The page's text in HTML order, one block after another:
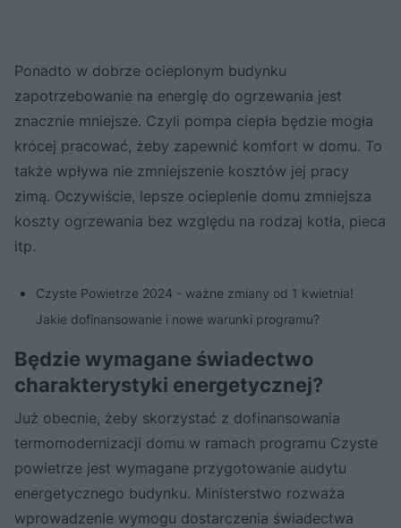
Ponadto w dobrze ocieplonym budynku
zapotrzebowanie na energię do ogrzewania jest
znacznie mniejsze. Czyli pompa ciepła będzie mogła
krócej pracować, żeby zapewnić komfort w domu. To
także wpływa nie zmniejszenie kosztów jej pracy
zimą. Oczywiście, lepsze ocieplenie domu zmniejsza
koszty ogrzewania bez względu na rodzaj kotła, pieca
itp.
Czyste Powietrze 2024 - ważne zmiany od 1 kwietnia!
Jakie dofinansowanie i nowe warunki programu?
Będzie wymagane świadectwo
charakterystyki energetycznej?
Już obecnie, żeby skorzystać z dofinansowania
termomodernizacji domu w ramach programu Czyste
powietrze jest wymagane przygotowanie audytu
energetycznego budynku. Ministerstwo rozważa
wprowadzenie wymogu dostarczenia świadectwa